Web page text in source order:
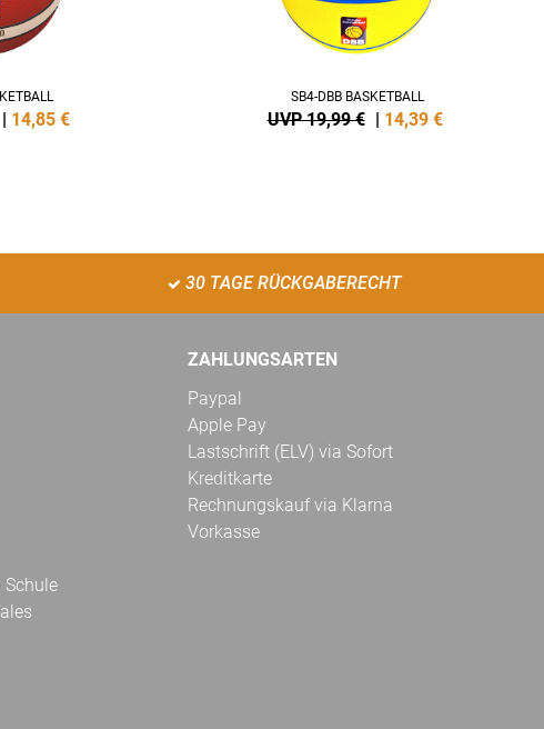
| 14,85 €
SB4-DBB BASKETBALL
UVP 19,99 € | 14,39 €
30 TAGE RÜCKGABERECHT
Schule
ZAHLUNGSARTEN
Paypal
Apple Pay
Lastschrift (ELV) via Sofort
Kreditkarte
Rechnungskauf via Klarna
Vorkasse